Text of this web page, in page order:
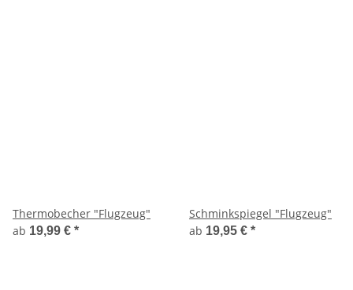
Thermobecher "Flugzeug"
ab 19,99 € *
Schminkspiegel "Flugzeug"
ab 19,95 € *